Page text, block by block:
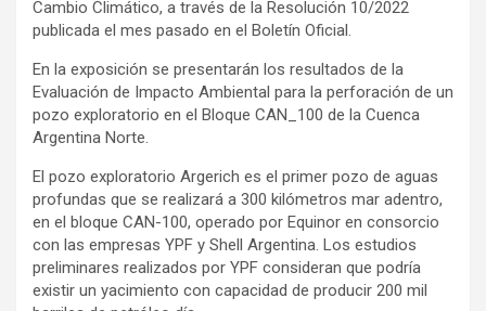
Cambio Climático, a través de la Resolución 10/2022
publicada el mes pasado en el Boletín Oficial.
En la exposición se presentarán los resultados de la
Evaluación de Impacto Ambiental para la perforación de un
pozo exploratorio en el Bloque CAN_100 de la Cuenca
Argentina Norte.
El pozo exploratorio Argerich es el primer pozo de aguas
profundas que se realizará a 300 kilómetros mar adentro,
en el bloque CAN-100, operado por Equinor en consorcio
con las empresas YPF y Shell Argentina. Los estudios
preliminares realizados por YPF consideran que podría
existir un yacimiento con capacidad de producir 200 mil